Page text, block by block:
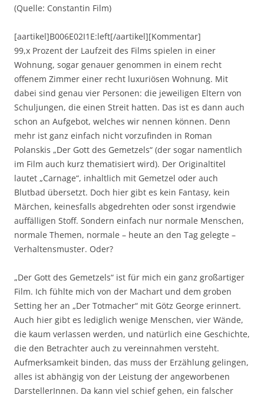
(Quelle: Constantin Film)
[aartikel]B006E02I1E:left[/aartikel][Kommentar]
99,x Prozent der Laufzeit des Films spielen in einer
Wohnung, sogar genauer genommen in einem recht
offenem Zimmer einer recht luxuriösen Wohnung. Mit
dabei sind genau vier Personen: die jeweiligen Eltern von
Schuljungen, die einen Streit hatten. Das ist es dann auch
schon an Aufgebot, welches wir nennen können. Denn
mehr ist ganz einfach nicht vorzufinden in Roman
Polanskis „Der Gott des Gemetzels“ (der sogar namentlich
im Film auch kurz thematisiert wird). Der Originaltitel
lautet „Carnage“, inhaltlich mit Gemetzel oder auch
Blutbad übersetzt. Doch hier gibt es kein Fantasy, kein
Märchen, keinesfalls abgedrehten oder sonst irgendwie
auffälligen Stoff. Sondern einfach nur normale Menschen,
normale Themen, normale – heute an den Tag gelegte –
Verhaltensmuster. Oder?
„Der Gott des Gemetzels“ ist für mich ein ganz großartiger
Film. Ich fühlte mich von der Machart und dem groben
Setting her an „Der Totmacher“ mit Götz George erinnert.
Auch hier gibt es lediglich wenige Menschen, vier Wände,
die kaum verlassen werden, und natürlich eine Geschichte,
die den Betrachter auch zu vereinnahmen versteht.
Aufmerksamkeit binden, das muss der Erzählung gelingen,
alles ist abhängig von der Leistung der angeworbenen
DarstellerInnen. Da kann viel schief gehen, ein falscher